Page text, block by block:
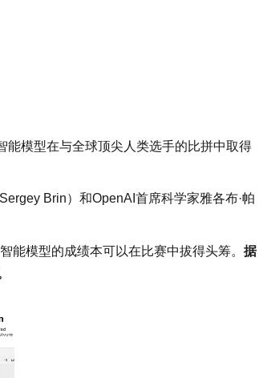
模型在与全球顶尖人类选手的比拼中取得
Brin）和OpenAI首席科学家雅各布·帕
能模型的成绩本可以在比赛中拔得头筹。 据